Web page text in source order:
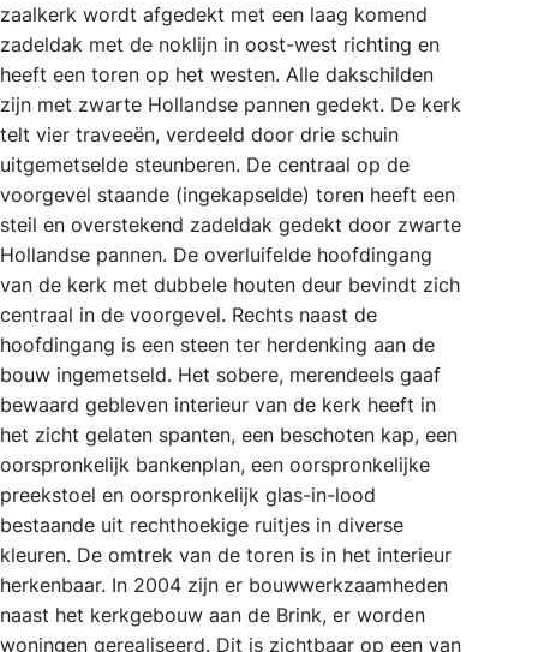
zaalkerk wordt afgedekt met een laag komend
zadeldak met de noklijn in oost-west richting en
heeft een toren op het westen. Alle dakschilden
zijn met zwarte Hollandse pannen gedekt. De kerk
telt vier traveeën, verdeeld door drie schuin
uitgemetselde steunberen. De centraal op de
voorgevel staande (ingekapselde) toren heeft een
steil en overstekend zadeldak gedekt door zwarte
Hollandse pannen. De overluifelde hoofdingang
van de kerk met dubbele houten deur bevindt zich
centraal in de voorgevel. Rechts naast de
hoofdingang is een steen ter herdenking aan de
bouw ingemetseld. Het sobere, merendeels gaaf
bewaard gebleven interieur van de kerk heeft in
het zicht gelaten spanten, een beschoten kap, een
oorspronkelijk bankenplan, een oorspronkelijke
preekstoel en oorspronkelijk glas-in-lood
bestaande uit rechthoekige ruitjes in diverse
kleuren. De omtrek van de toren is in het interieur
herkenbaar. In 2004 zijn er bouwwerkzaamheden
naast het kerkgebouw aan de Brink, er worden
woningen gerealiseerd. Dit is zichtbaar op een van